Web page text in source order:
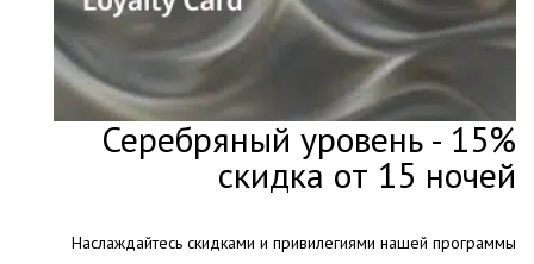
Серебряный уровень - 15%
скидка от 15 ночей
Наслаждайтесь скидками и привилегиями нашей программы